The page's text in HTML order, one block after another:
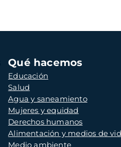
Qué hacemos
Educación
Salud
Agua y saneamiento
Mujeres y equidad
Derechos humanos
Alimentación y medios de
Medio ambiente